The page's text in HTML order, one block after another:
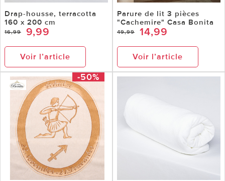
Drap-housse, terracotta
160 x 200 cm
16,99 9,99
Voir l’article
Parure de lit 3 pièces
"Cachemire" Casa Bonita
49,99 14,99
Voir l’article
-50%